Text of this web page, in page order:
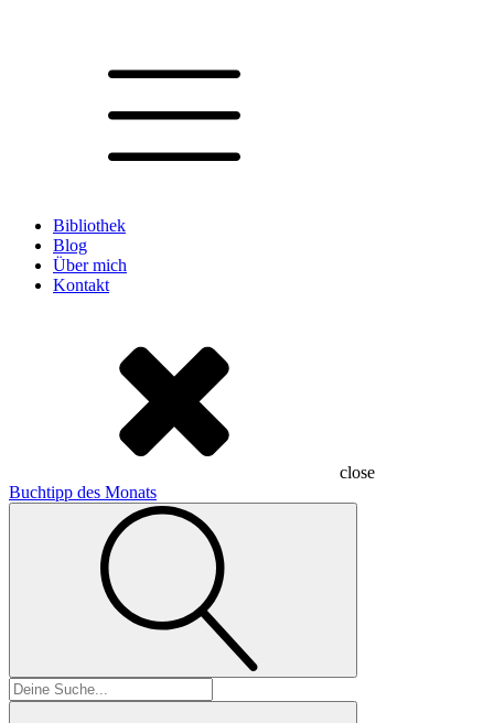
Bibliothek
Blog
Über mich
Kontakt
close
Buchtipp des Monats
Suchen
nach: